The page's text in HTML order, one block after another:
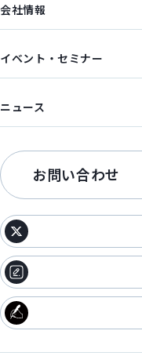
会社情報
イベント・セミナー
ニュース
お問い合わせ